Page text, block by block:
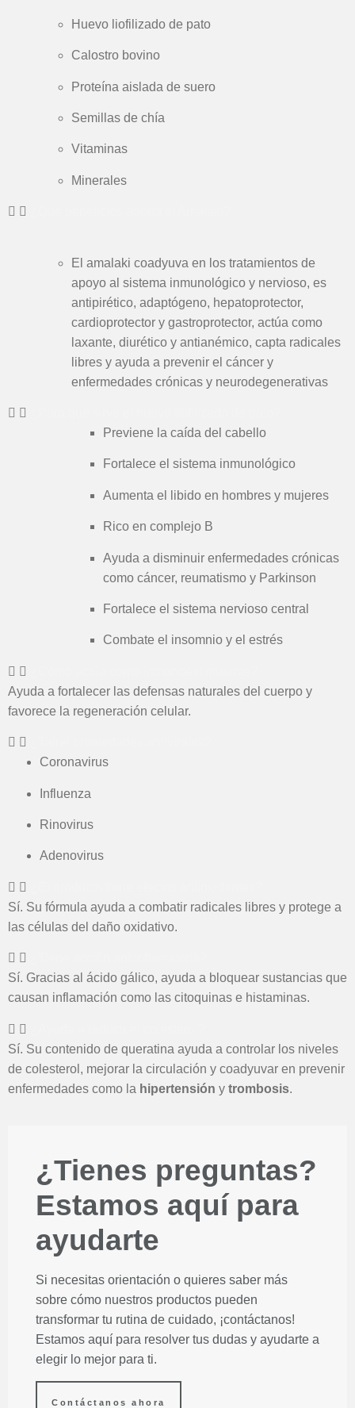
Huevo liofilizado de pato
Calostro bovino
Proteína aislada de suero
Semillas de chía
Vitaminas
Minerales
El amalaki coadyuva en los tratamientos de
apoyo al sistema inmunológico y nervioso, es
antipirético, adaptógeno, hepatoprotector,
cardioprotector y gastroprotector, actúa como
laxante, diurético y antianémico, capta radicales
libres y ayuda a prevenir el cáncer y
enfermedades crónicas y neurodegenerativas
Previene la caída del cabello
Fortalece el sistema inmunológico
Aumenta el libido en hombres y mujeres
Rico en complejo B
Ayuda a disminuir enfermedades crónicas
como cáncer, reumatismo y Parkinson
Fortalece el sistema nervioso central
Combate el insomnio y el estrés
Ayuda a fortalecer las defensas naturales del cuerpo y
favorece la regeneración celular.
Coronavirus
Influenza
Rinovirus
Adenovirus
Sí. Su fórmula ayuda a combatir radicales libres y protege a
las células del daño oxidativo.
Sí. Gracias al ácido gálico, ayuda a bloquear sustancias que
causan inflamación como las citoquinas e histaminas.
Sí. Su contenido de queratina ayuda a controlar los niveles
de colesterol, mejorar la circulación y coadyuvar en prevenir
enfermedades como la hipertensión y trombosis.
¿Tienes preguntas?
Estamos aquí para
ayudarte
Si necesitas orientación o quieres saber más
sobre cómo nuestros productos pueden
transformar tu rutina de cuidado, ¡contáctanos!
Estamos aquí para resolver tus dudas y ayudarte a
elegir lo mejor para ti.
Contáctanos ahora